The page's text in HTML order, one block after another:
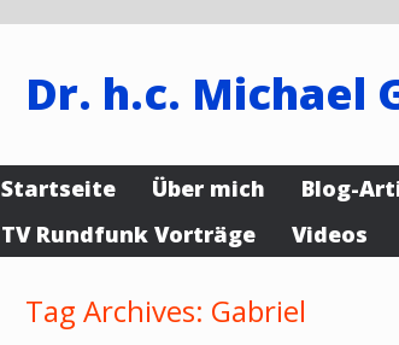
Dr. h.c. Michael
Startseite Über mich Blog-
TV Rundfunk Vorträge
Videos
Tag Archives: Gabriel